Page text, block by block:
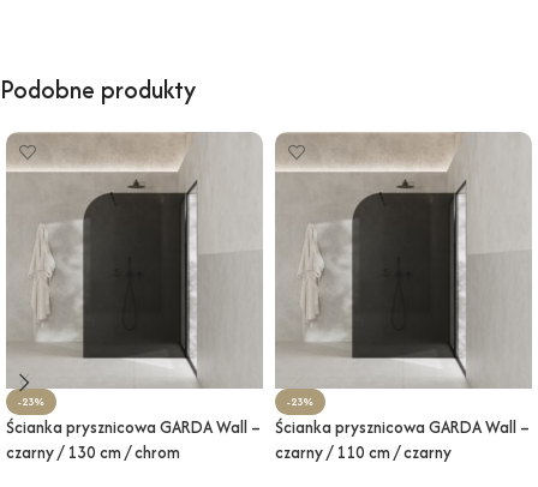
Podobne produkty
-23%
Ścianka prysznicowa GARDA Wall –
czarny / 130 cm / chrom
-23%
Ścianka prysznicowa GARDA Wall –
czarny / 110 cm / czarny